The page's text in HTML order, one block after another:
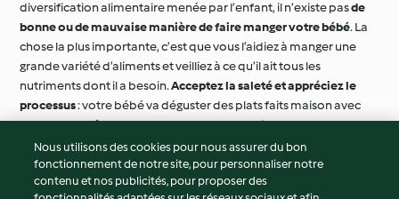
diversification alimentaire menée par l’enfant, il n’existe pasde
bonne ou de mauvaise manière de faire manger votre bébé. La
chose la plus importante, c’est que vous l’aidiez à manger une
grande variété d’aliments et veilliez à ce qu’il ait tous les
nutriments dont il a besoin.Acceptez la saleté et appréciez le
processus: votre bébé va déguster des plats faits maison avec
vous avant même que vous ne vous en rendiez compte.
© Copyright 2026
Nous utilisons des cookies pour nous assurer du bon
fonctionnement de notre site, pour personnaliser notre
contenu et nos publicités, pour proposer des